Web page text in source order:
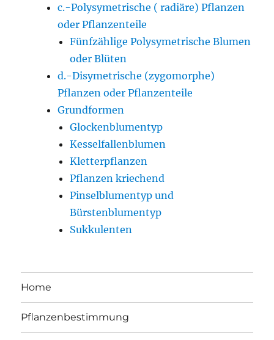
c.-Polysymetrische ( radiäre) Pflanzen
oder Pflanzenteile
Fünfzählige Polysymetrische Blumen
oder Blüten
d.-Disymetrische (zygomorphe)
Pflanzen oder Pflanzenteile
Grundformen
Glockenblumentyp
Kesselfallenblumen
Kletterpflanzen
Pflanzen kriechend
Pinselblumentyp und
Bürstenblumentyp
Sukkulenten
Home
Pflanzenbestimmung